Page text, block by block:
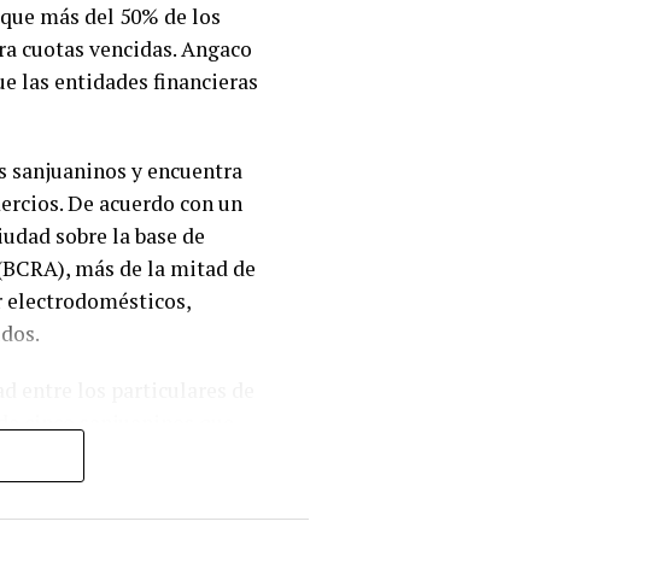
más del 50% de los
cuotas vencidas. Angaco
las entidades financieras
y encuentra
De acuerdo con un
sobre la base de
más de la mitad de
electrodomésticos,
cinco sanjuaninos que
de sus obligaciones
adquisitivo registrado